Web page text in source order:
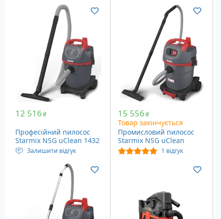
Напруга живлення: 230
Ємність пилозбірника:
27/25/22 літрів
Вага: 7.6 кг
Набір аксесуарів EWR
Живлення: Мережа
Ємність пилозбірника: 32
Вага: 8.1 кг
12 516₴
Професійний пилосос
Starmix NSG uClean 1432
ST (016245)
Залишити відгук
Живлення: Мережа
Ємність пилозбірника: 32
15 556₴
Товар закінчується
Промисловий пилосос
Starmix NSG uClean
ARDL-1432 EHP (016344)
1 відгук
Напруга живлення: 230
Вага: 9.6 кг